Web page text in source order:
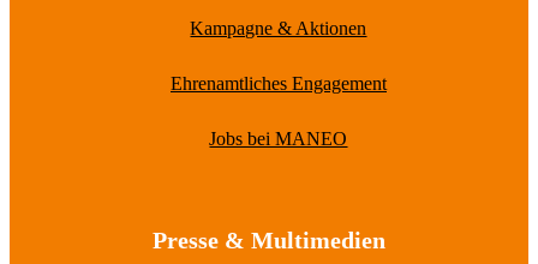
Kampagne & Aktionen
Ehrenamtliches Engagement
Jobs bei MANEO
Presse & Multimedien